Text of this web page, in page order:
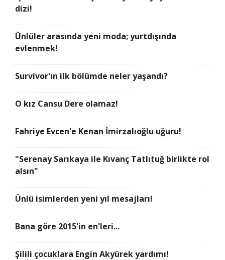
dizi!
Ünlüler arasında yeni moda; yurtdışında
evlenmek!
Survivor'ın ilk bölümde neler yaşandı?
O kız Cansu Dere olamaz!
Fahriye Evcen'e Kenan İmirzalıoğlu uğuru!
"Serenay Sarıkaya ile Kıvanç Tatlıtuğ birlikte rol
alsın"
Ünlü isimlerden yeni yıl mesajları!
Bana göre 2015'in en'leri...
Şilili çocuklara Engin Akyürek yardımı!